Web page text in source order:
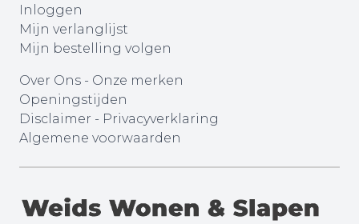
Inloggen
Mijn verlanglijst
Mijn bestelling volgen
Over Ons - Onze merken
Openingstijden
Disclaimer - Privacyverklaring
Algemene voorwaarden